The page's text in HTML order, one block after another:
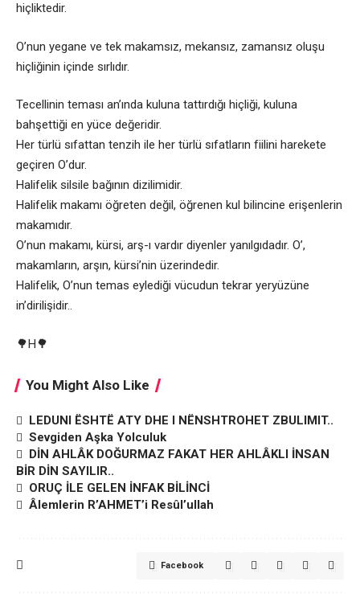
hiçliktedir.
O’nun yegane ve tek makamsız, mekansız, zamansız oluşu
hiçliğinin içinde sırlıdır.
Tecellinin teması an’ında kuluna tattırdığı hiçliği, kuluna
bahşettiği en yüce değeridir.
Her türlü sıfattan tenzih ile her türlü sıfatların fiilini harekete
geçiren O’dur.
Halifelik silsile bağının dizilimidir.
Halifelik makamı öğreten değil, öğrenen kul bilincine erişenlerin
makamıdır.
O’nun makamı, kürsi, arş-ı vardır diyenler yanılgıdadır. O’,
makamların, arşın, kürsi’nin üzerindedir.
Halifelik, O’nun temas eylediği vücudun tekrar yeryüzüne
in’dirilişidir..
🌳H🌳
You Might Also Like
LEDUNI ËSHTË ATY DHE I NËNSHTROHET ZBULIMIT..
Sevgiden Aşka Yolculuk
DİN AHLÂK DOĞURMAZ FAKAT HER AHLÂKLI İNSAN
BİR DİN SAYILIR..
ORUÇ İLE GELEN İNFAK BİLİNCİ
Âlemlerin R’AHMET’i Resûl’ullah
Facebook